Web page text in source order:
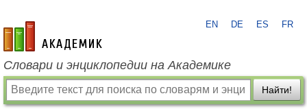
academic.ru
EN DE ES FR
Словари и энциклопедии на Академике
Найти!